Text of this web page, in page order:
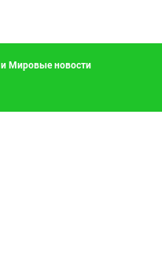
Мировые новости